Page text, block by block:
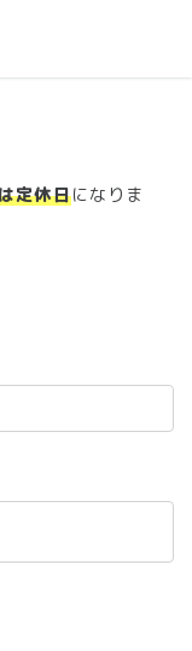
定休日になりま